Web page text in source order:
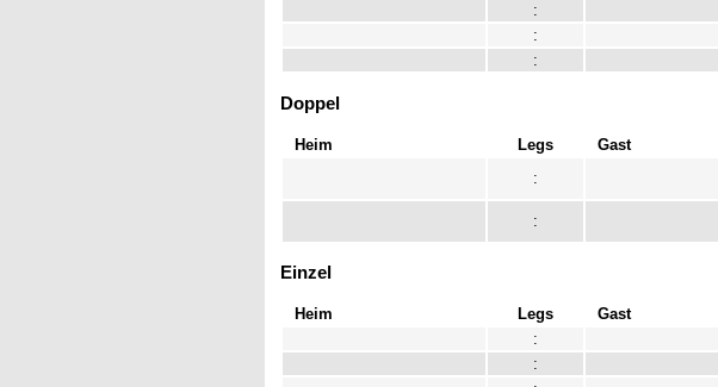
:
:
:
Doppel
Heim Legs
Gast
:
:
Einzel
Heim Legs
Gast
:
: